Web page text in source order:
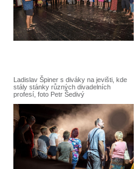
Ladislav Špiner s diváky na jevišti, kde
stály stánky různých divadelních
profesí, foto Petr Šedivý